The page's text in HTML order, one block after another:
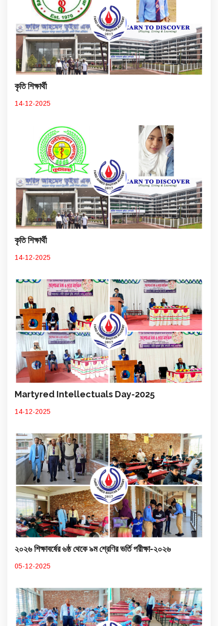
কৃতি শিক্ষার্থী
14-12-2025
কৃতি শিক্ষার্থী
14-12-2025
Martyred Intellectuals Day-2025
14-12-2025
২০২৬ শিক্ষাবর্ষের ৬ষ্ঠ থেকে ৯ম শ্রেণির ভর্তি পরীক্ষা-২০২৬
05-12-2025